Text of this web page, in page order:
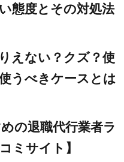
態度とその対処法
えない？クズ？使
うべきケースとは
の退職代行業者ラ
ミサイト】